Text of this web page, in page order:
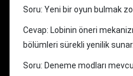
Soru: Yeni bir oyun bulmak
Cevap: Lobinin öneri
bölümleri sürekli yenilik sunar.
Soru: Deneme modları